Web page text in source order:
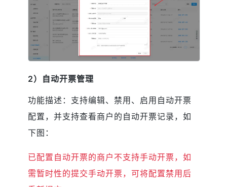
2）自动开票管理
功能描述：支持编辑、禁用、启用自动开票
配置，并支持查看商户的自动开票记录，如
下图：
已配置自动开票的商户不支持手动开票，如
需暂时性的提交手动开票，可将配置禁用后